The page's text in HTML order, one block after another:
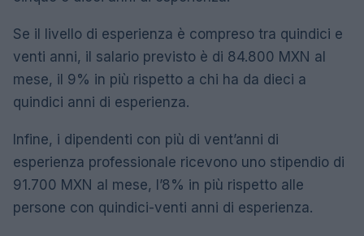
Se il livello di esperienza è compreso tra quindici e
venti anni, il salario previsto è di 84.800 MXN al
mese, il 9% in più rispetto a chi ha da dieci a
quindici anni di esperienza.
Infine, i dipendenti con più di vent’anni di
esperienza professionale ricevono uno stipendio di
91.700 MXN al mese, l’8% in più rispetto alle
persone con quindici-venti anni di esperienza.